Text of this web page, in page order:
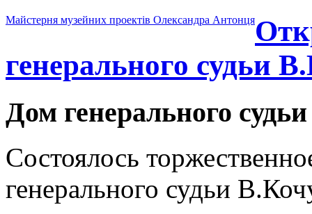
Майстерня музейних проектів Олександра Антонця
генерального судьи
Дом генерального
Состоялось
генерального судьи